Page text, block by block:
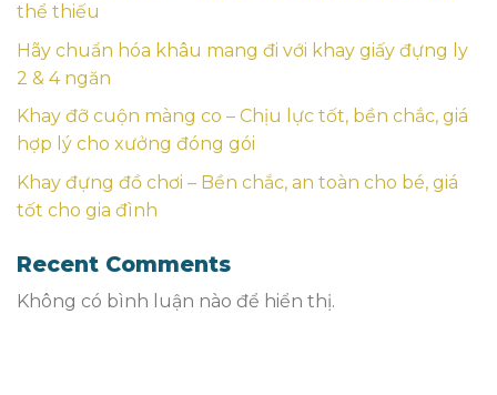
thể thiếu
Hãy chuẩn hóa khâu mang đi với khay giấy đựng ly
2 & 4 ngăn
Khay đỡ cuộn màng co – Chịu lực tốt, bền chắc, giá
hợp lý cho xưởng đóng gói
Khay đựng đồ chơi – Bền chắc, an toàn cho bé, giá
tốt cho gia đình
Recent Comments
Không có bình luận nào để hiển thị.